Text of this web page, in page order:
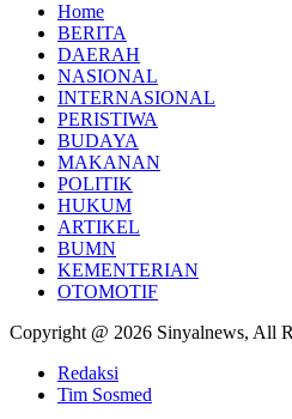
Home
BERITA
DAERAH
NASIONAL
INTERNASIONAL
PERISTIWA
BUDAYA
MAKANAN
POLITIK
HUKUM
ARTIKEL
BUMN
KEMENTERIAN
OTOMOTIF
Copyright @ 2026 Sinyalnews, All
Redaksi
Tim Sosmed